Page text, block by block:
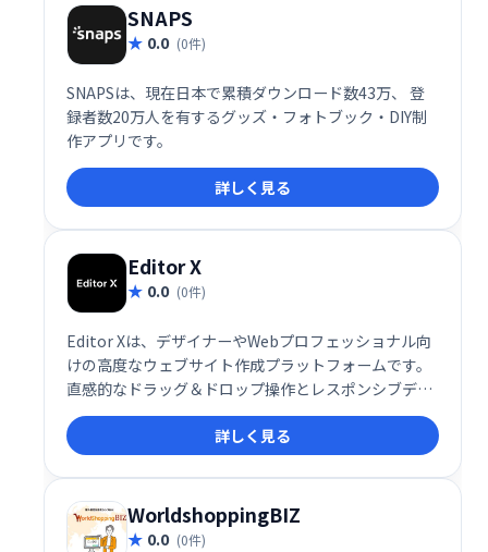
SNAPS
0.0 (0件)
SNAPSは、現在日本で累積ダウンロード数43万、 登
録者数20万人を有するグッズ・フォトブック・DIY制
作アプリです。
詳しく見る
Editor X
0.0 (0件)
Editor Xは、デザイナーやWebプロフェッショナル向
けの高度なウェブサイト作成プラットフォームです。
直感的なドラッグ＆ドロップ操作とレスポンシブデザ
インで、洗練されたウェブサイトを簡単に構築できま
す。カスタムコード追加や強力なCMS機能も備え、デ
ータ駆動型サイトや複雑なWebアプリケーションにも
対応。eコマース機能やSEOツールなど、ビジネスに必
要な機能が統合されています。
詳しく見る
WorldshoppingBIZ
0.0 (0件)